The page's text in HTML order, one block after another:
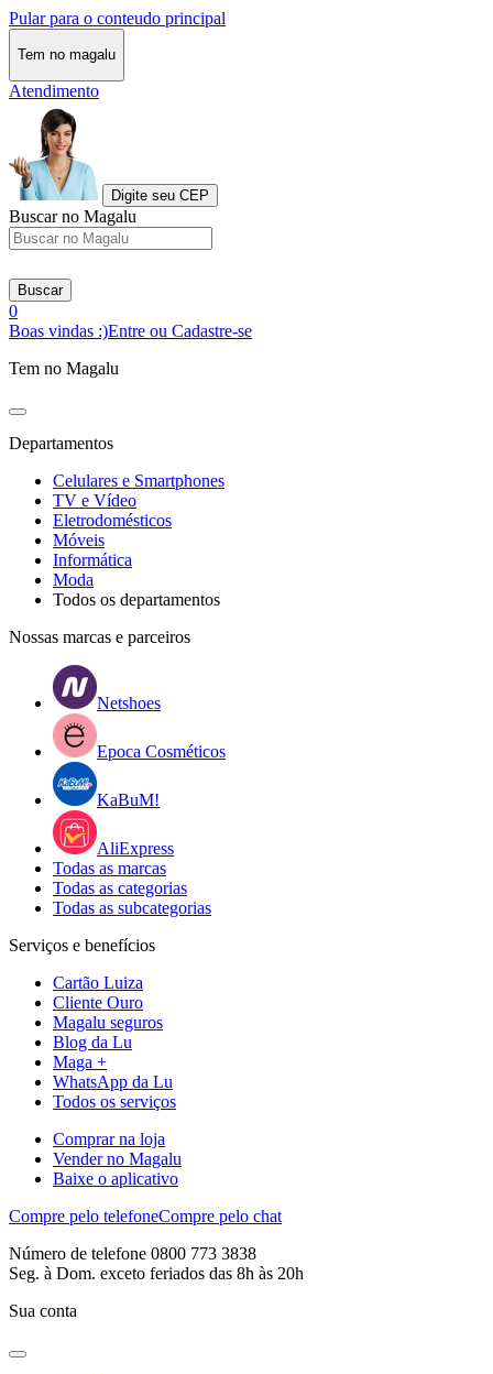
Pular para o conteudo principal
Tem no magalu
Atendimento
Digite seu CEP
Buscar no Magalu
Buscar
0
Boas vindas :)Entre ou Cadastre-se
Tem no Magalu
Departamentos
Celulares e Smartphones
TV e Vídeo
Eletrodomésticos
Móveis
Informática
Moda
Todos os departamentos
Nossas marcas e parceiros
Netshoes
Epoca Cosméticos
KaBuM!
AliExpress
Todas as marcas
Todas as categorias
Todas as subcategorias
Serviços e benefícios
Cartão Luiza
Cliente Ouro
Magalu seguros
Blog da Lu
Maga +
WhatsApp da Lu
Todos os serviços
Comprar na loja
Vender no Magalu
Baixe o aplicativo
Compre pelo telefoneCompre pelo chat
Número de telefone 0800 773 3838
Seg. à Dom. exceto feriados das 8h às 20h
Sua conta